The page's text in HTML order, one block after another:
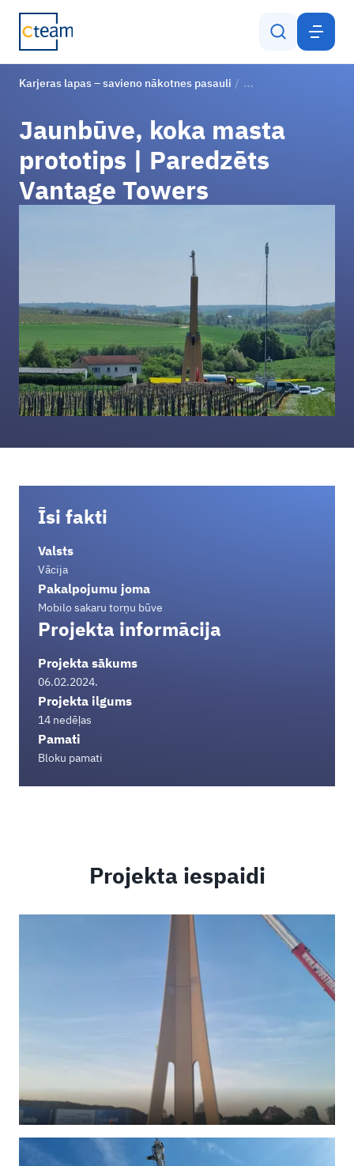
Karjeras iespējas
Apmācība un duālās studijas
ILGTSPĒJĪBA
LV
Karjeras lapas – savieno nākotnes pasauli Jaunbūve, koka
Jaunbūve, koka masta
prototips | Paredzēts
Vantage Towers
Īsi fakti
Valsts
Vācija
Pakalpojumu joma
Mobilo sakaru torņu būve
Projekta informācija
Projekta sākums
06.02.2024.
Projekta ilgums
14 nedēļas
Pamati
Bloku pamati
Projekta iespaidi